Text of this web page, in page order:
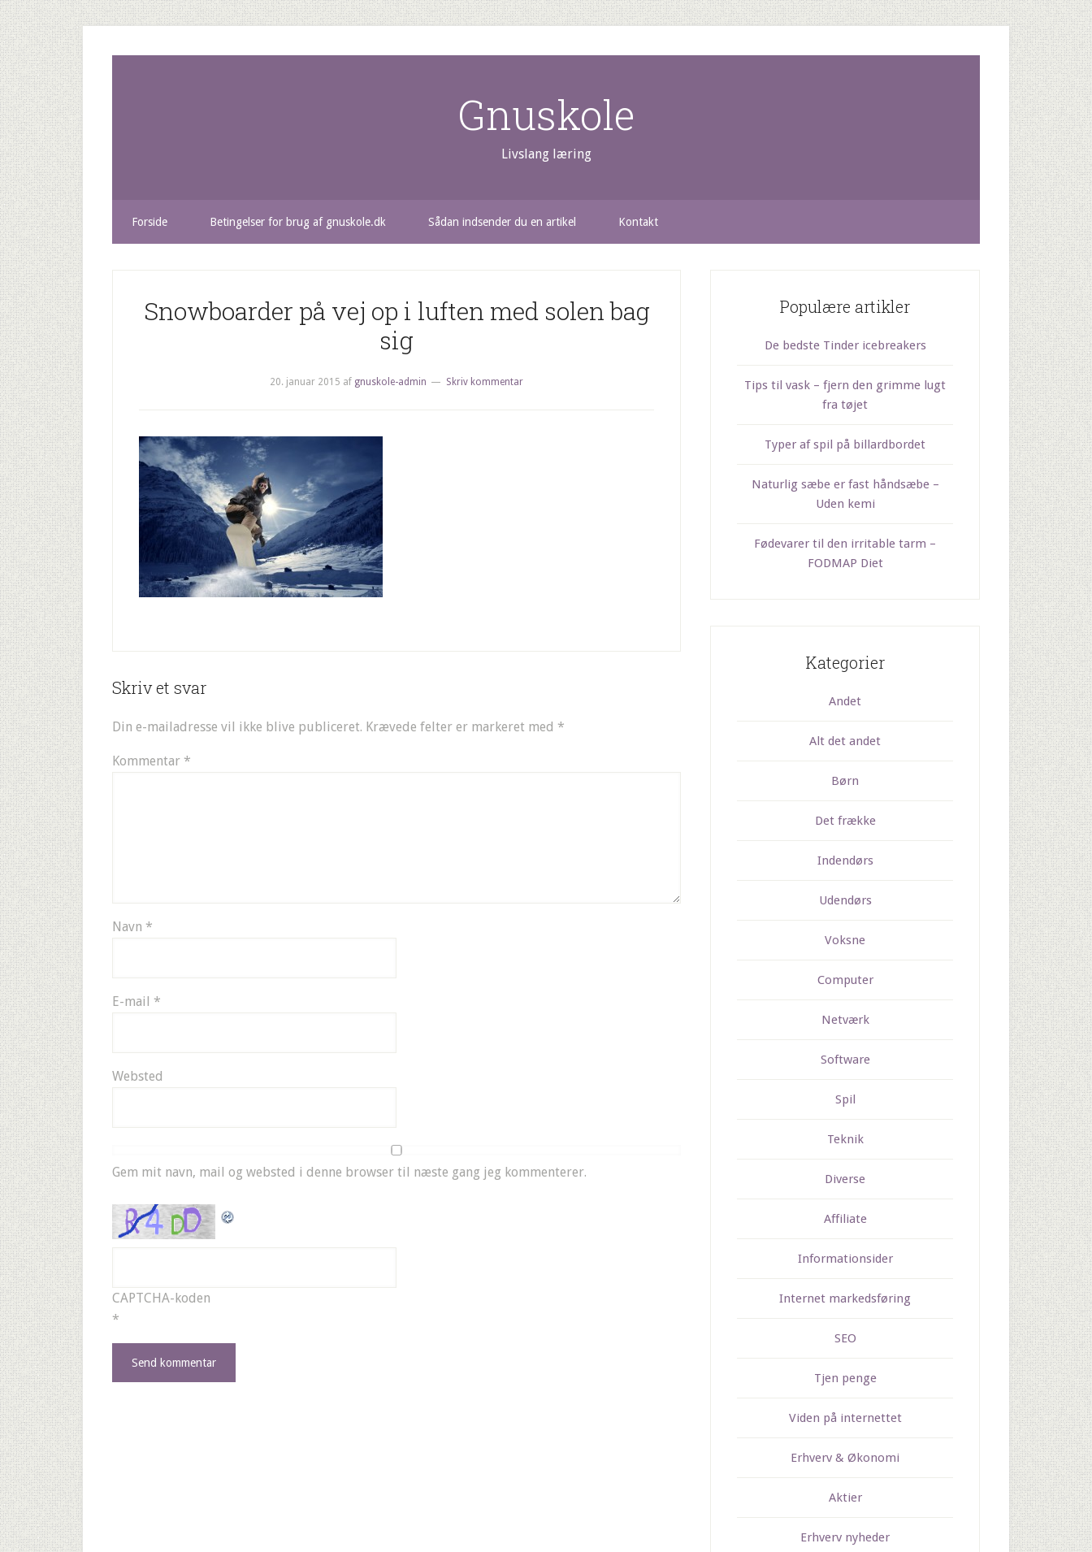
Gnuskole
Livslang læring
Forside Betingelser for brug af gnuskole.dk Sådan indsender du en artikel Kontakt
Snowboarder på vej op i luften med solen bag
sig
20. januar 2015 af gnuskole-admin Skriv kommentar
Skriv et svar
Din e-mailadresse vil ikke blive publiceret. Krævede felter er markeret med *
Kommentar *
Navn *
E-mail *
Websted
Gem mit navn, mail og websted i denne browser til næste gang jeg kommenterer.
CAPTCHA-koden
*
Populære artikler
De bedste Tinder icebreakers
Tips til vask – fjern den grimme lugt
fra tøjet
Typer af spil på billardbordet
Naturlig sæbe er fast håndsæbe –
Uden kemi
Fødevarer til den irritable tarm –
FODMAP Diet
Kategorier
Andet
Alt det andet
Børn
Det frække
Indendørs
Udendørs
Voksne
Computer
Netværk
Software
Spil
Teknik
Diverse
Affiliate
Informationsider
Internet markedsføring
SEO
Tjen penge
Viden på internettet
Erhverv & Økonomi
Aktier
Erhverv nyheder